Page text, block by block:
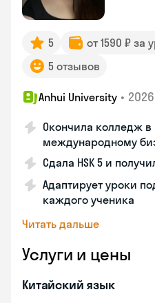
5 от 1590 ₽ за
5 отзывов
Anhui University •
Окончила колледж в
международному
Сдала HSK 5 и
Адаптирует уроки
каждого ученика
Читать дальше
Услуги и цены
Китайский язык